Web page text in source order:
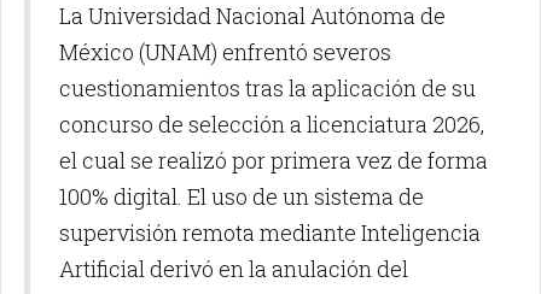
La Universidad Nacional Autónoma de
México (UNAM) enfrentó severos
cuestionamientos tras la aplicación de su
concurso de selección a licenciatura 2026,
el cual se realizó por primera vez de forma
100% digital. El uso de un sistema de
supervisión remota mediante Inteligencia
Artificial derivó en la anulación del